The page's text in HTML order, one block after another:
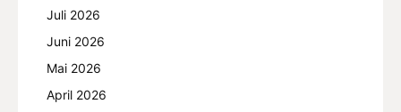
Juli 2026
Juni 2026
Mai 2026
April 2026